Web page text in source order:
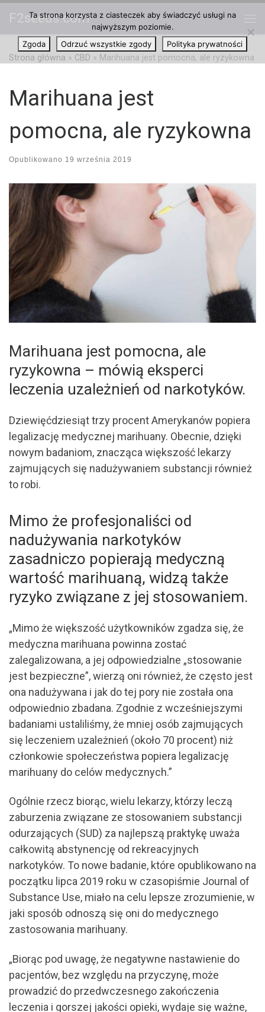
Przejdź do treści
F2seeds.com
Strona główna » CBD » Marihuana jest pomocna, ale ryzykowna
Marihuana jest
pomocna, ale ryzykowna
Opublikowano 19 września 2019
Marihuana jest pomocna, ale
ryzykowna – mówią eksperci
leczenia uzależnień od narkotyków.
Dziewięćdziesiąt trzy procent Amerykanów popiera
legalizację medycznej marihuany. Obecnie, dzięki
nowym badaniom, znacząca większość lekarzy
zajmujących się nadużywaniem substancji również
to robi.
Mimo że profesjonaliści od
nadużywania narkotyków
zasadniczo popierają medyczną
wartość marihuaną, widzą także
ryzyko związane z jej stosowaniem.
„Mimo że większość użytkowników zgadza się, że
medyczna marihuana powinna zostać
zalegalizowana, a jej odpowiedzialne „stosowanie
jest bezpieczne”, wierzą oni również, że często jest
ona nadużywana i jak do tej pory nie została ona
odpowiednio zbadana. Zgodnie z wcześniejszymi
badaniami ustaliliśmy, że mniej osób zajmujących
się leczeniem uzależnień (około 70 procent) niż
członkowie społeczeństwa popiera legalizację
marihuany do celów medycznych.”
Ogólnie rzecz biorąc, wielu lekarzy, którzy leczą
zaburzenia związane ze stosowaniem substancji
odurzających (SUD) za najlepszą praktykę uważa
całkowitą abstynencję od rekreacyjnych
narkotyków. To nowe badanie, które opublikowano na
początku lipca 2019 roku w czasopiśmie Journal of
Substance Use, miało na celu lepsze zrozumienie, w
jaki sposób odnoszą się oni do medycznego
zastosowania marihuany.
„Biorąc pod uwagę, że negatywne nastawienie do
pacjentów, bez względu na przyczynę, może
prowadzić do przedwczesnego zakończenia
leczenia i gorszej jakości opieki, wydaje się ważne,
Ta strona korzysta z ciasteczek aby świadczyć usługi na
najwyższym poziomie.
Zgoda
Odrzuć wszystkie zgody Polityka prywatności